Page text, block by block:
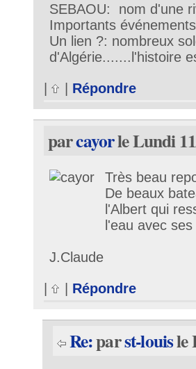
SEBAOU: nom d'une
Importants
Un lien ?: nombreux
d'Algérie.......l'histoire
| | Répondre
parcayorle Lundi
Très beau
De beaux
l'Albert qui
l'eau avec
J.Claude
Répondre
Re:parst-louisle